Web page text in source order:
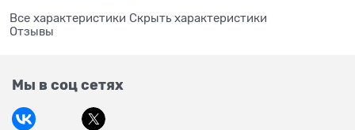
Все характеристики Скрыть характеристики
Отзывы
Мы в соц сетях